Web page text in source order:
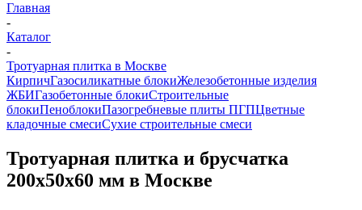
Главная
-
Каталог
-
Тротуарная плитка в Москве
КирпичГазосиликатные блокиЖелезобетонные изделия
ЖБИГазобетонные блокиСтроительные
блокиПеноблокиПазогребневые плиты ПГПЦветные
кладочные смесиСухие строительные смеси
Тротуарная плитка и брусчатка
200x50x60 мм в Москве